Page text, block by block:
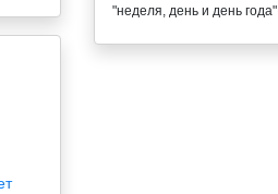
"неделя, день и день года"